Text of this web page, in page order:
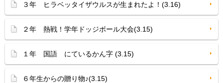
３年 ヒラベッタイザウルスが生まれたよ！(3.16)
２年 熱戦！学年ドッジボール大会(3.15)
１年 国語 にているかん字 (3.15)
６年生からの贈り物♪(3.15)